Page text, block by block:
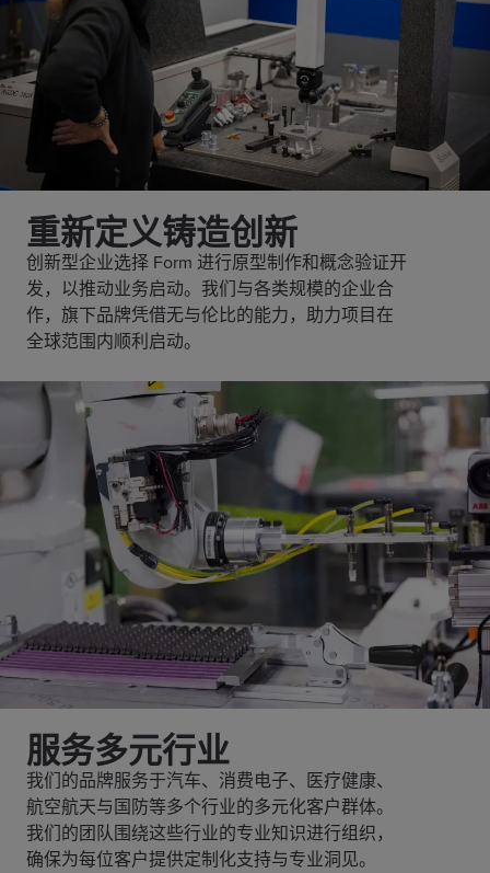
重新定义铸造创新
创新型企业选择 Form 进行原型制作和概念验证开
发，以推动业务启动。我们与各类规模的企业合
作，旗下品牌凭借无与伦比的能力，助力项目在
全球范围内顺利启动。
服务多元行业
我们的品牌服务于汽车、消费电子、医疗健康、
航空航天与国防等多个行业的多元化客户群体。
我们的团队围绕这些行业的专业知识进行组织，
确保为每位客户提供定制化支持与专业洞见。